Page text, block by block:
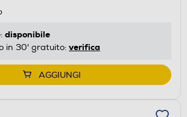
disponibile
in 30' gratuito: verifica
AGGIUNGI